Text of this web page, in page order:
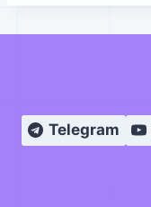
Telegram